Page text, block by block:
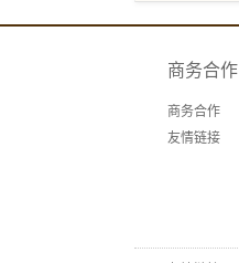
商务合作
商务合作
友情链接